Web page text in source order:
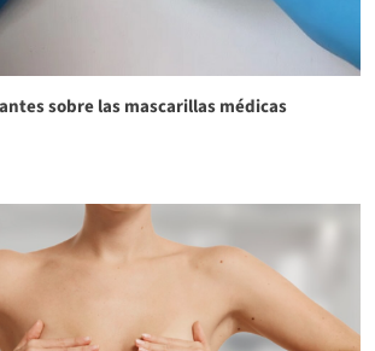
sobre las mascarillas médicas